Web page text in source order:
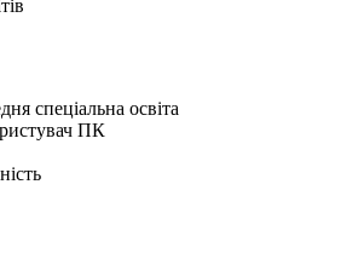
спеціальна освіта
ПК